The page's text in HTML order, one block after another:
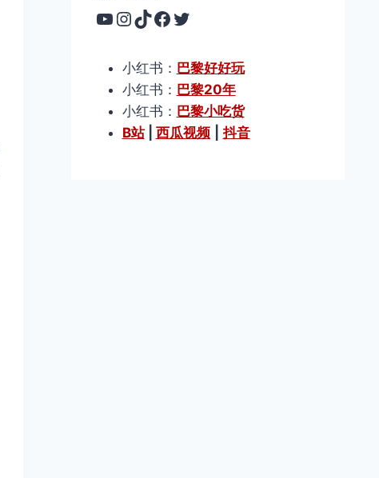
YouTube
Instagram
TikTok
Facebook
Twitter
小红书： 巴黎好好玩
小红书： 巴黎20年
小红书： 巴黎小吃货
B站| 西瓜视频 抖音